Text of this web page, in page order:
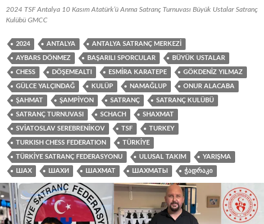
2024 TSF Antalya 10 Kasım Atatürk’ü Anma Satranç Turnuvası Büyük Ustalar Satranç
Kulübü GMCC
2024 ANTALYA ANTALYA SATRANÇ MERKEZI
AYBARS DÖNMEZ BAŞARILI SPORCULAR BÜYÜK USTALAR
CHESS DÖŞEMEALTI ESMIRA KARATEPE GÖKDENIZ YILMAZ
GÜLCE YALÇINDAĞ KULÜP NAMAĞLUP ONUR ALACABA
ŞAHMAT ŞAMPIYON SATRANÇ SATRANÇ KULÜBÜ
SATRANÇ TURNUVASI SCHACH SHAXMAT
SVIATOSLAV SEREBRENIKOV TSF TURKEY
TURKISH CHESS FEDERATION TÜRKIYE
TÜRKIYE SATRANÇ FEDERASYONU ULUSAL TAKIM YARIŞMA
ШАХ ШАХИ ШАХМАТ ШАХМАТЫ ᲭᲐᲓᲠᲐᲙᲘ